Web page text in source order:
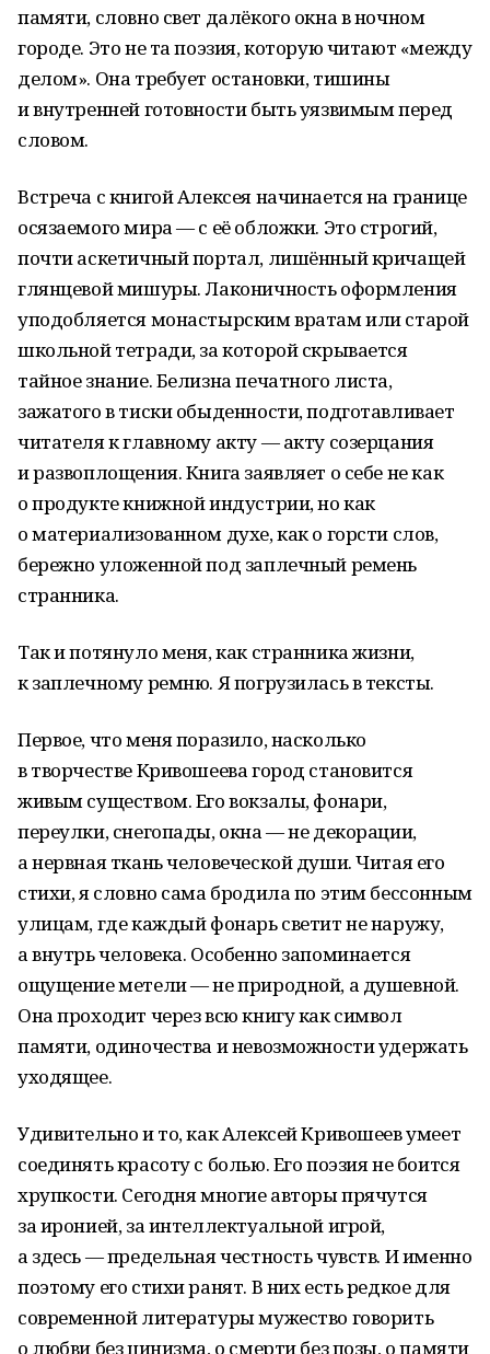
памяти, словно свет далёкого окна в ночном
городе. Это не та поэзия, которую читают «между
делом». Она требует остановки, тишины
и внутренней готовности быть уязвимым перед
словом.
Встреча с книгой Алексея начинается на границе
осязаемого мира — с её обложки. Это строгий,
почти аскетичный портал, лишённый кричащей
глянцевой мишуры. Лаконичность оформления
уподобляется монастырским вратам или старой
школьной тетради, за которой скрывается
тайное знание. Белизна печатного листа,
зажатого в тиски обыденности, подготавливает
читателя к главному акту — акту созерцания
и развоплощения. Книга заявляет о себе не как
о продукте книжной индустрии, но как
о материализованном духе, как о горсти слов,
бережно уложенной под заплечный ремень
странника.
Так и потянуло меня, как странника жизни,
к заплечному ремню. Я погрузилась в тексты.
Первое, что меня поразило, насколько
в творчестве Кривошеева город становится
живым существом. Его вокзалы, фонари,
переулки, снегопады, окна — не декорации,
а нервная ткань человеческой души. Читая его
стихи, я словно сама бродила по этим бессонным
улицам, где каждый фонарь светит не наружу,
а внутрь человека. Особенно запоминается
ощущение метели — не природной, а душевной.
Она проходит через всю книгу как символ
памяти, одиночества и невозможности удержать
уходящее.
Удивительно и то, как Алексей Кривошеев умеет
соединять красоту с болью. Его поэзия не боится
хрупкости. Сегодня многие авторы прячутся
за иронией, за интеллектуальной игрой,
а здесь — предельная честность чувств. И именно
поэтому его стихи ранят. В них есть редкое для
современной литературы мужество говорить
о любви без цинизма, о смерти без позы, о памяти